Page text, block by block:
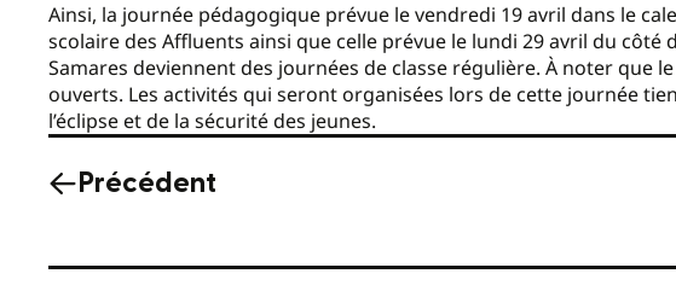
Ainsi, la journée pédagogique prévue le vendredi 19 avril dans le
scolaire des Affluents ainsi que celle prévue le lundi 29 avril du côté
Samares deviennent des journées de classe régulière. À noter que
ouverts. Les activités qui seront organisées lors de cette journée
l’éclipse et de la sécurité des jeunes.
Précédent